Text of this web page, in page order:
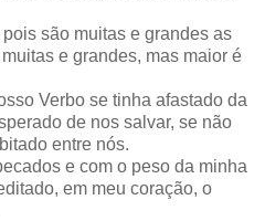
são muitas e grandes as
e grandes, mas maior é
Verbo se tinha afastado da
de nos salvar, se não
entre nós.
e com o peso da minha
em meu coração, o